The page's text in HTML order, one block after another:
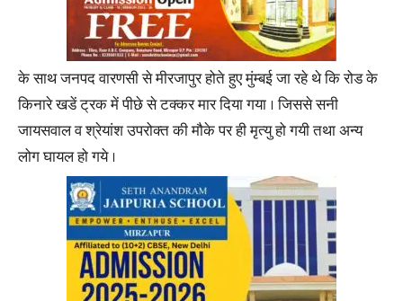
के साथ जनपद वारणसी से मीरजापुर होते हुए मुंम्बई जा रहे थे कि रोड के
किनारे खडें ट्रक में पीछे से टक्कर मार दिया गया । जिससे सनी
जायसवाल व श्रेयांश उपरोक्त की मौके पर ही मृत्यु हो गयी तथा अन्य
लोग घायल हो गये ।